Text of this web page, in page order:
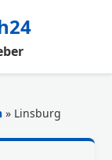
» Linsburg